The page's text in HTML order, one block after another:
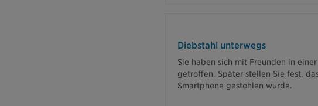
Diebstahl unterwegs
Sie haben sich mit Freunden in einer
getroffen. Später stellen Sie fest,
Smartphone gestohlen wurde.
In diesem Fall können Ersatz
im Rahmen des vereinbarten